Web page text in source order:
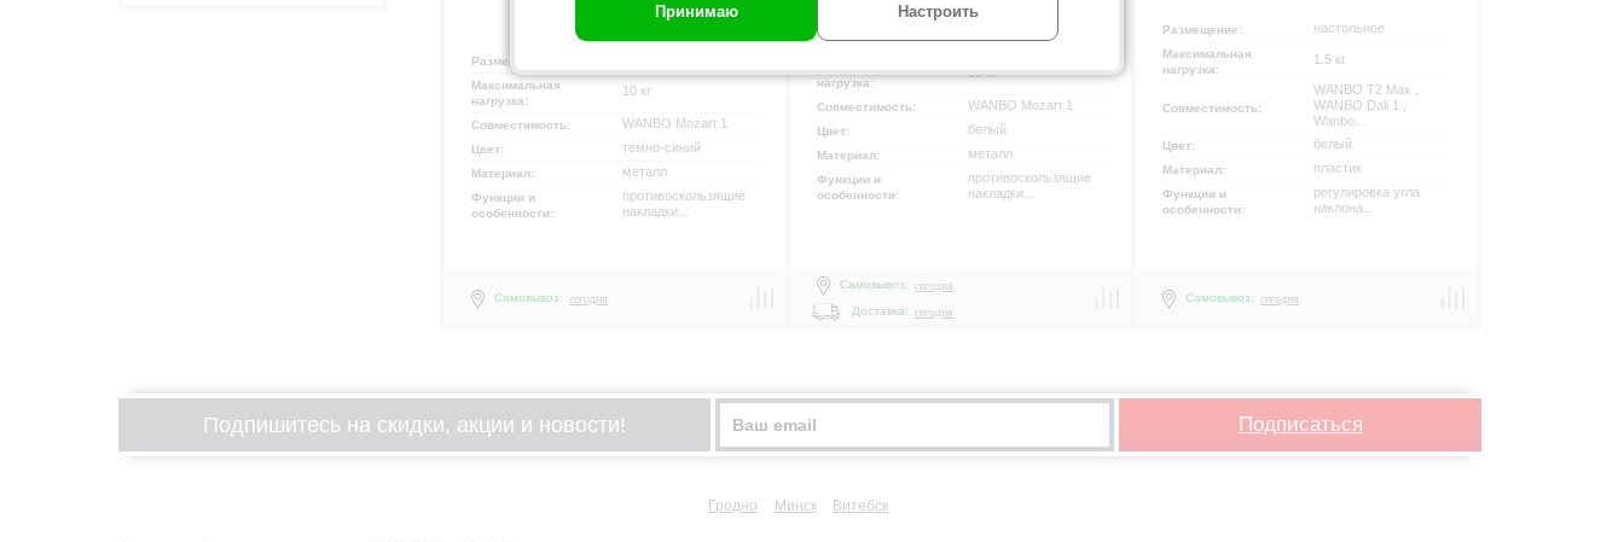
Размещение:
Максимальная
нагрузка:
10 кг
Совместимость: WANBO Mozart 1
Цвет: темно-синий
Материал: металл
Функции и
особенности:
противоскользящие
накладки...
Самовывоз: сегодня
р
Размещение: настольное
нагрузка:
10 кг
Совместимость: WANBO Mozart 1
Цвет: белый
Материал: металл
Функции и
особенности:
противоскользящие
накладки...
Самовывоз: сегодня
Доставка: сегодня
Размещение: настольное
Максимальная
нагрузка:
1.5 кг
Совместимость:
WANBO T2 Max ,
WANBO Dali 1 ,
Wanbo...
Цвет: белый
Материал: пластик
Функции и
особенности:
регулировка угла
наклона...
Самовывоз: сегодня
Подпишитесь на скидки, акции и новости! Подписаться
Гродно Минск Витебск
Принимаю Настроить